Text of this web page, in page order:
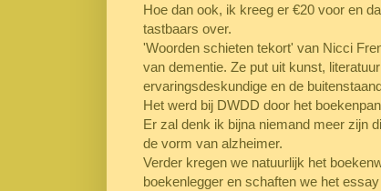
Hoe dan ook, ik kreeg er €20 voor en
tastbaars over.
'Woorden schieten tekort' van Nicci
van dementie. Ze put uit kunst,
ervaringsdeskundige en de
Het werd bij DWDD door het
Er zal denk ik bijna niemand meer zijn
de vorm van alzheimer.
Verder kregen we natuurlijk het
boekenlegger en schaften we het